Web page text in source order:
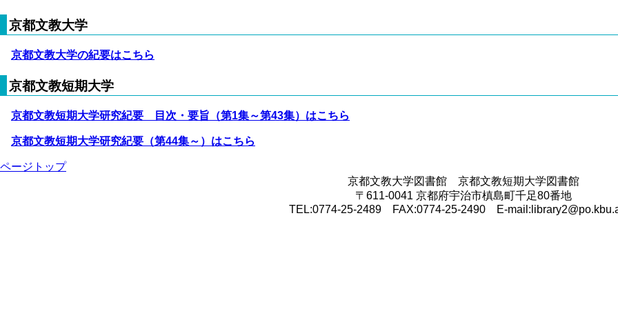
京都文教大学
京都文教大学の紀要はこちら
京都文教短期大学
京都文教短期大学研究紀要 目次・要旨（第1集～第43集）はこちら
京都文教短期大学研究紀要（第44集～）はこちら
ページトップ
京都文教大学図書館 京都文教短期大学図書館
〒611-0041 京都府宇治市槙島町千足80番地
TEL:0774-25-2489 FAX:0774-25-2490 E-